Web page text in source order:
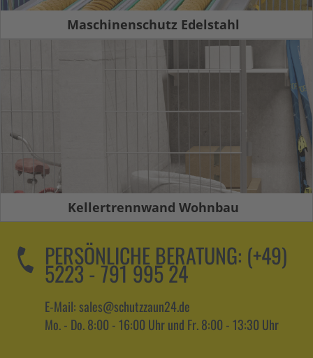
Maschinenschutz Edelstahl
Kellertrennwand Wohnbau
PERSÖNLICHE BERATUNG: (+49)
5223 - 791 995 24
E-Mail: sales@schutzzaun24.de
Mo. - Do. 8:00 - 16:00 Uhr und Fr. 8:00 - 13:30 Uhr